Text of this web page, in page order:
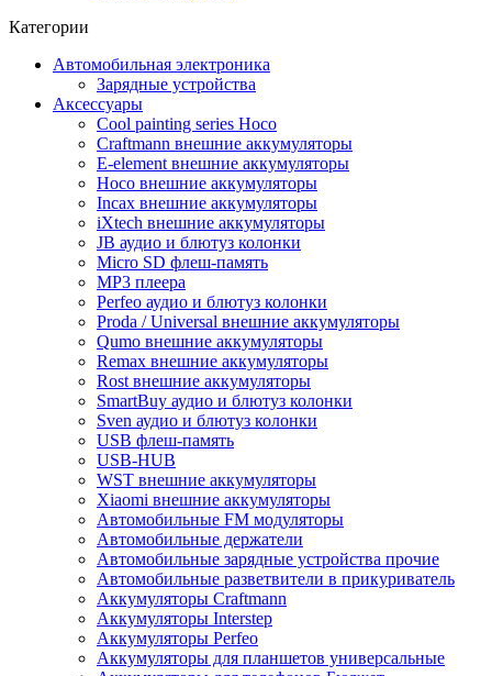
Категории
Автомобильная электроника
Зарядные устройства
Аксессуары
Cool painting series Hoco
Craftmann внешние аккумуляторы
E-element внешние аккумуляторы
Hoco внешние аккумуляторы
Incax внешние аккумуляторы
iXtech внешние аккумуляторы
JB аудио и блютуз колонки
Micro SD флеш-память
MP3 плеера
Perfeo аудио и блютуз колонки
Proda / Universal внешние аккумуляторы
Qumo внешние аккумуляторы
Remax внешние аккумуляторы
Rost внешние аккумуляторы
SmartBuy аудио и блютуз колонки
Sven аудио и блютуз колонки
USB флеш-память
USB-HUB
WST внешние аккумуляторы
Xiaomi внешние аккумуляторы
Автомобильные FM модуляторы
Автомобильные держатели
Автомобильные зарядные устройства прочие
Автомобильные разветвители в прикуриватель
Аккумуляторы Craftmann
Аккумуляторы Interstep
Аккумуляторы Perfeo
Аккумуляторы для планшетов универсальные